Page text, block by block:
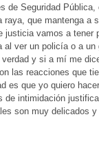
de Seguridad
raya, que mantenga
justicia vamos a
ver un policía o a
y si a mí me
las reacciones que
es que yo quiero
de intimidación
son muy delicados